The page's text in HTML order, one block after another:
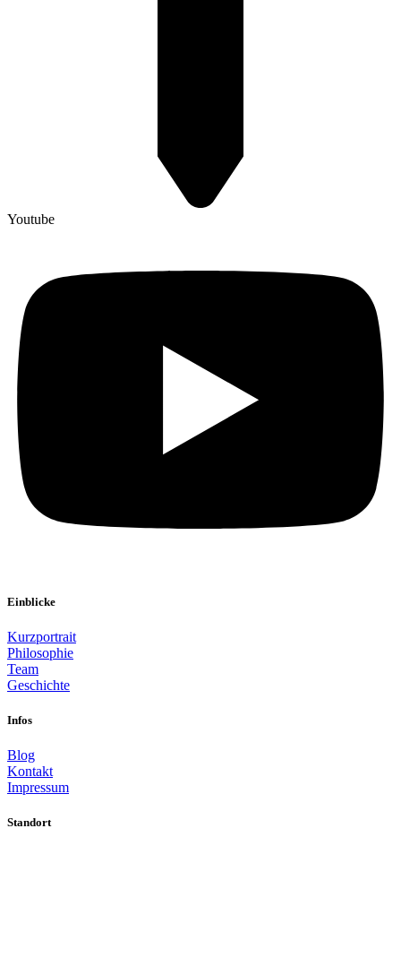
Youtube
Einblicke
Kurzportrait
Philosophie
Team
Geschichte
Infos
Blog
Kontakt
Impressum
Standort